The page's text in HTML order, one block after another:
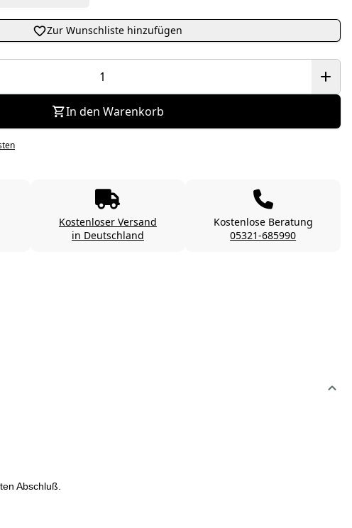
Zur Wunschliste hinzufügen
In den Warenkorb
Kostenloser Versand
in Deutschland
Kostenlose Beratung
05321-685990
Abschluß.